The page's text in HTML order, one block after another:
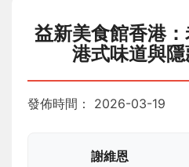
益新美食館香港
港式味道與
發佈時間： 2026-03-19
謝維恩